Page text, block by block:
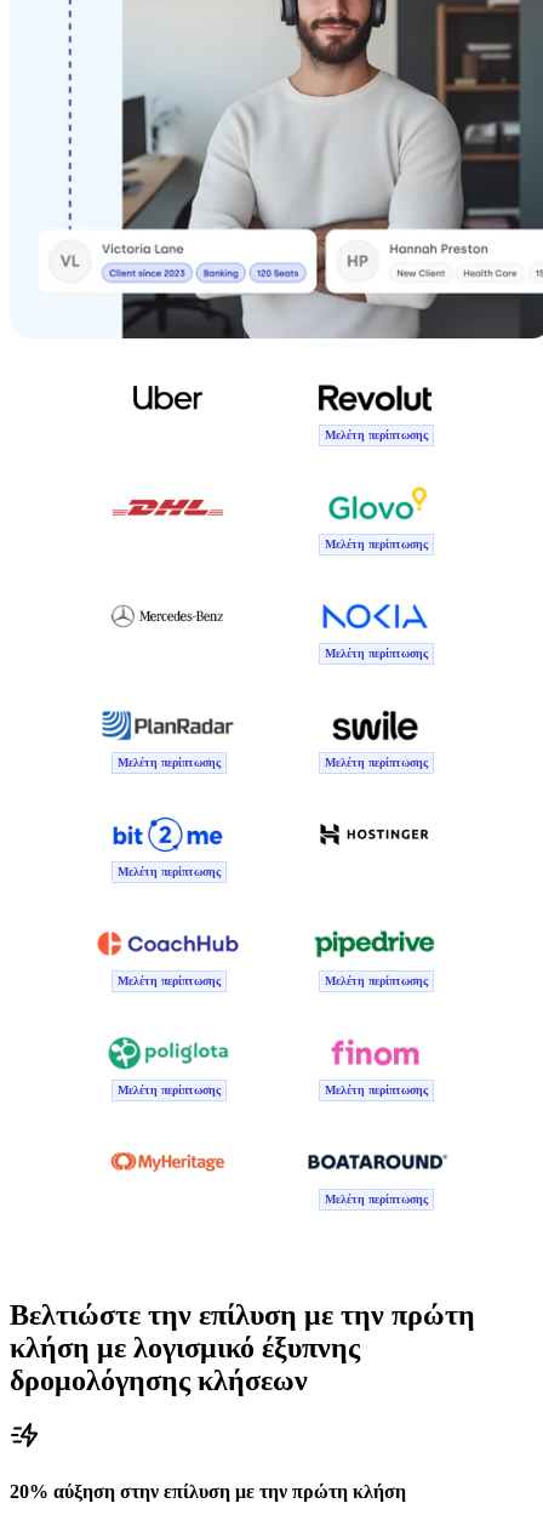
Μελέτη περίπτωσης
Μελέτη περίπτωσης
Μελέτη περίπτωσης
Μελέτη περίπτωσης Μελέτη περίπτωσης
Μελέτη περίπτωσης
Μελέτη περίπτωσης Μελέτη περίπτωσης
Μελέτη περίπτωσης Μελέτη περίπτωσης
Μελέτη περίπτωσης
Βελτιώστε την επίλυση με την πρώτη
κλήση με λογισμικό έξυπνης
δρομολόγησης κλήσεων
20% αύξηση στην επίλυση με την πρώτη κλήση